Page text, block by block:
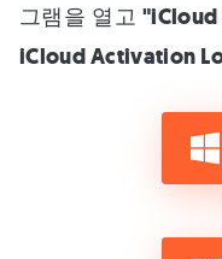
그램을 열고"iCloud
iCloud Activation